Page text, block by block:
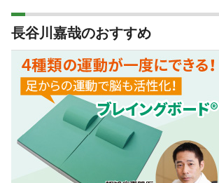
長谷川嘉哉のおすすめ